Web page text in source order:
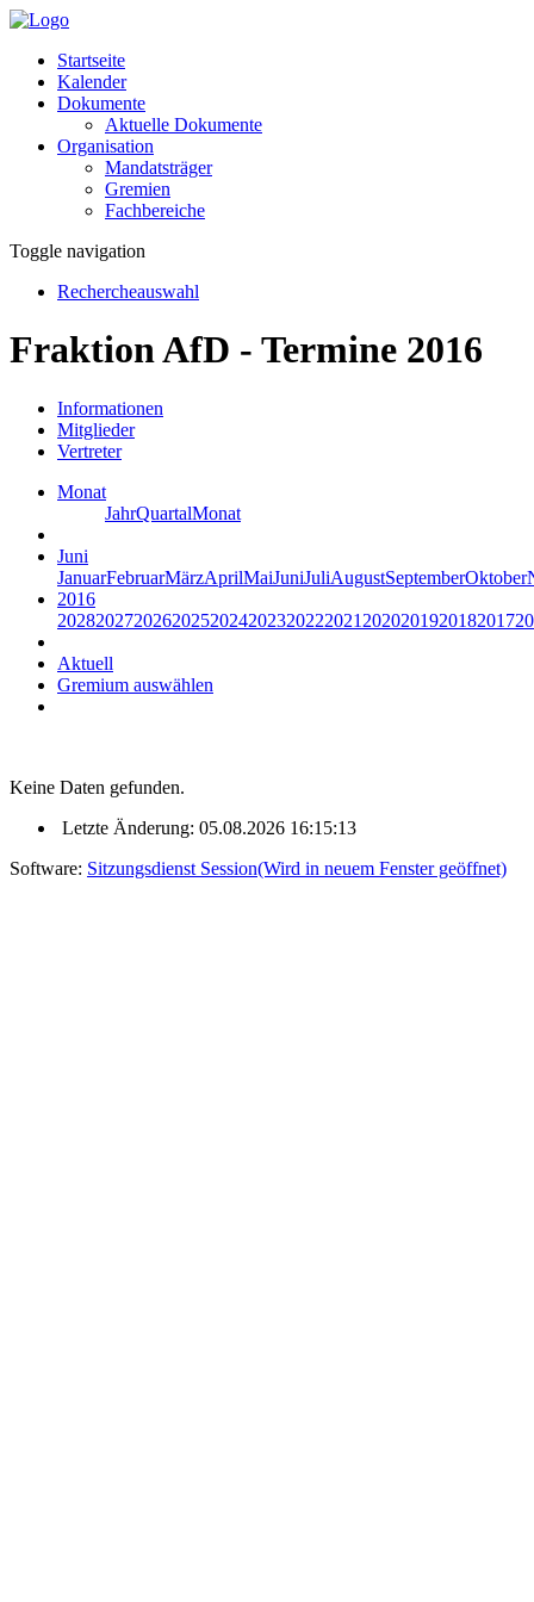
Startseite
Kalender
Dokumente
Aktuelle Dokumente
Organisation
Mandatsträger
Gremien
Fachbereiche
Toggle navigation
Rechercheauswahl
Fraktion AfD - Termine 2016
Informationen
Mitglieder
Vertreter
Monat
JahrQuartalMonat
Juni
JanuarFebruarMärzAprilMaiJuniJuliAugustSeptemberOktober
2016
20282027202620252024202320222021 2020201920182017
Aktuell
Gremium auswählen
Keine Daten gefunden.
Letzte Änderung: 05.08.2026 16:15:13
Software: Sitzungsdienst Session(Wird in neuem Fenster geöffnet)